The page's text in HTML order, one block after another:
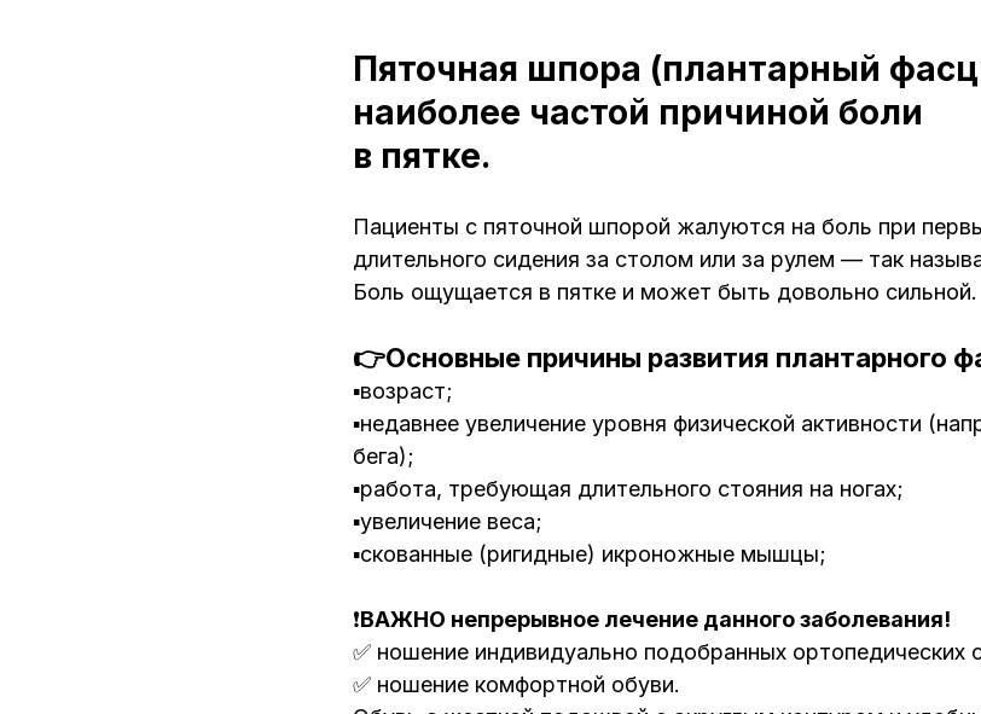
Пяточная шпора (плантарный
наиболее частой причиной боли
в пятке.
Пациенты с пяточной шпорой жалуются на боль при
длительного сидения за столом или за рулем — так
Боль ощущается в пятке и может быть довольно сильной.
👉Основные причины развития плантарного
▪️возраст;
▪️недавнее увеличение уровня физической активности
бега);
▪️работа, требующая длительного стояния на ногах;
▪️увеличение веса;
▪️скованные (ригидные) икроножные мышцы;
❗️ВАЖНО непрерывное лечение данного заболевания!
✅ ношение индивидуально подобранных ортопедических
✅ ношение комфортной обуви.